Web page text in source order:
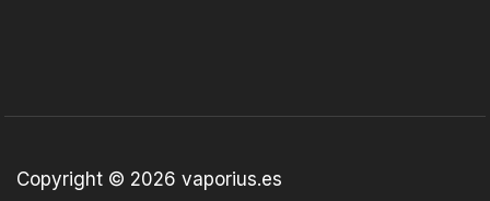
Copyright © 2026 vaporius.es